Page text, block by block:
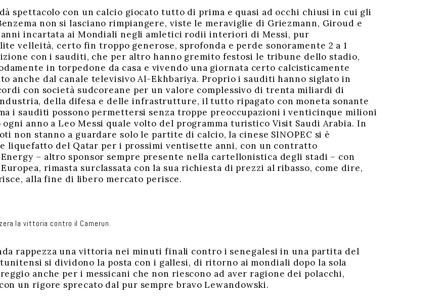
spettacolo con un calcio giocato tutto di prima e quasi ad occhi chiusi in cui gli
non si lasciano rimpiangere, viste le meraviglie di Griezmann, Giroud e
anni incartata ai Mondiali negli amletici rodii interiori di Messi, pur
velleità, certo fin troppo generose, sprofonda e perde sonoramente 2 a 1
con i sauditi, che per altro hanno gremito festosi le tribune dello stadio,
in torpedone da casa e vivendo una giornata certo calcisticamente
anche dal canale televisivo Al-Ekhbariya. Proprio i sauditi hanno siglato in
con società sudcoreane per un valore complessivo di trenta miliardi di
della difesa e delle infrastrutture, il tutto ripagato con moneta sonante
i sauditi possono permettersi senza troppe preoccupazioni i venticinque milioni
anno a Leo Messi quale volto del programma turistico Visit Saudi Arabia. In
non stanno a guardare solo le partite di calcio, la cinese SINOPEC si è
liquefatto del Qatar per i prossimi ventisette anni, con un contratto
– altro sponsor sempre presente nella cartellonistica degli stadi – con
rimasta surclassata con la sua richiesta di prezzi al ribasso, come dire,
alla fine di libero mercato perisce.
la vittoria contro il Camerun.
rappezza una vittoria nei minuti finali contro i senegalesi in una partita del
si dividono la posta con i gallesi, di ritorno ai mondiali dopo la sola
anche per i messicani che non riescono ad aver ragione dei polacchi,
un rigore sprecato dal pur sempre bravo Lewandowski.